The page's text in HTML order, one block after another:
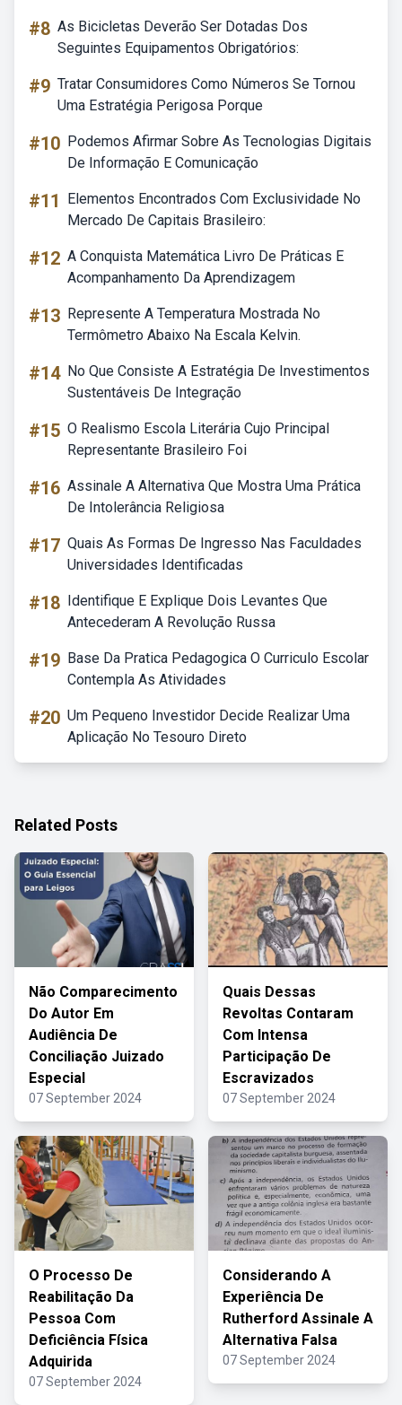
#8 As Bicicletas Deverão Ser Dotadas Dos
Seguintes Equipamentos Obrigatórios:
#9 Tratar Consumidores Como Números Se Tornou
Uma Estratégia Perigosa Porque
#10 Podemos Afirmar Sobre As Tecnologias Digitais
De Informação E Comunicação
#11
Elementos Encontrados Com Exclusividade No
Mercado De Capitais Brasileiro:
#12 A Conquista Matemática Livro De Práticas E
Acompanhamento Da Aprendizagem
#13 Represente A Temperatura Mostrada No
Termômetro Abaixo Na Escala Kelvin.
#14 No Que Consiste A Estratégia De Investimentos
Sustentáveis De Integração
#15 O Realismo Escola Literária Cujo Principal
Representante Brasileiro Foi
#16 Assinale A Alternativa Que Mostra Uma Prática
De Intolerância Religiosa
#17 Quais As Formas De Ingresso Nas Faculdades
Universidades Identificadas
#18 Identifique E Explique Dois Levantes Que
Antecederam A Revolução Russa
#19 Base Da Pratica Pedagogica O Curriculo Escolar
Contempla As Atividades
#20 Um Pequeno Investidor Decide Realizar Uma
Aplicação No Tesouro Direto
Related Posts
Não Comparecimento
Do Autor Em
Audiência De
Conciliação Juizado
Especial
07 September 2024
Quais Dessas
Revoltas Contaram
Com Intensa
Participação De
Escravizados
07 September 2024
O Processo De
Reabilitação Da
Pessoa Com
Deficiência Física
Adquirida
07 September 2024
Considerando A
Experiência De
Rutherford Assinale A
Alternativa Falsa
07 September 2024